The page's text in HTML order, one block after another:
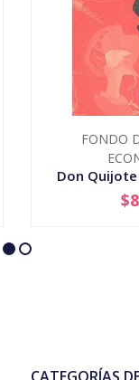
FONDO
Don